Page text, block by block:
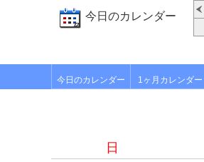
今日のカレンダー
今日のカレンダー 1ヶ月カレンダー
日